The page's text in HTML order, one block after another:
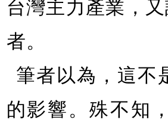
台灣主力產業，
者。
筆者以為，這不
的影響。殊不知